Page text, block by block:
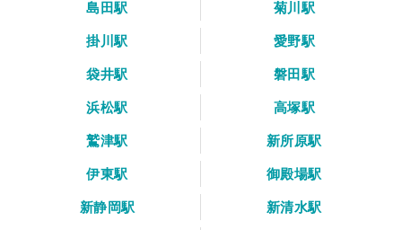
島田駅
菊川駅
掛川駅
愛野駅
袋井駅
磐田駅
浜松駅
高塚駅
鷲津駅
新所原駅
伊東駅
御殿場駅
新静岡駅
新清水駅